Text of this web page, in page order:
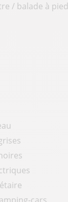
/ balade à pied